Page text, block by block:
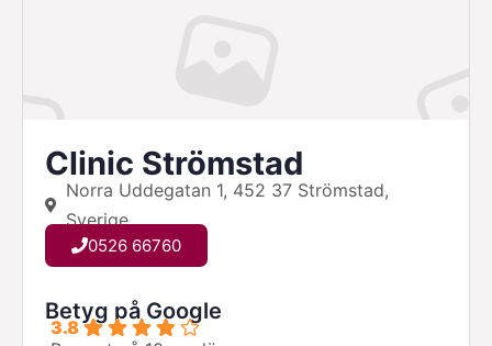
Clinic Strömstad
Norra Uddegatan 1, 452 37 Strömstad,
Sverige
0526 66760
Betyg på Google
3.8